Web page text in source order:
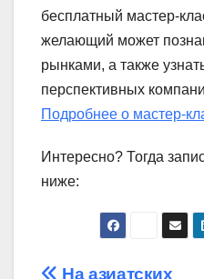
бесплатный мастер-
желающий может
рынками, а также
перспективных
Подробнее о мастер-
Интересно? Тогда
ниже:
На азиатских